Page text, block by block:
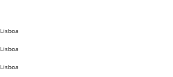
Lisboa
Lisboa
Lisboa